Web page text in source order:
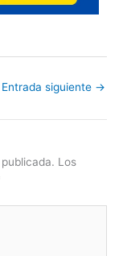
Entrada siguiente →
Los